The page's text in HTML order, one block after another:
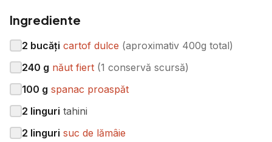
Ingrediente
2 bucăți cartof dulce (aproximativ 400g total)
240 g năut fiert (1 conservă scursă)
100 g spanac proaspăt
2 linguri tahini
2 linguri suc de lămâie